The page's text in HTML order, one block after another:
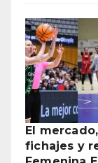
El
fichajes y